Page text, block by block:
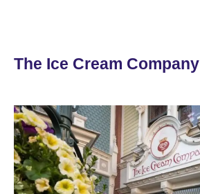
The Ice Cream Company